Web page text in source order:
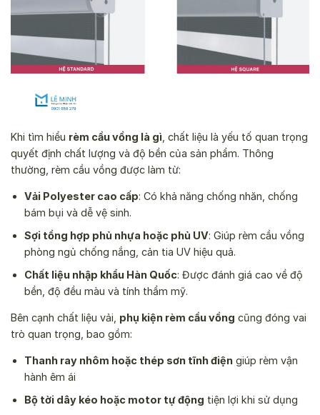
Khi tìm hiểu rèm cầu vồng là gì , chất liệu là yếu tố quan trọng
quyết định chất lượng và độ bền của sản phẩm. Thông
thường, rèm cầu vồng được làm từ:
Vải Polyester cao cấp: Có khả năng chống nhăn, chống
bám bụi và dễ vệ sinh.
Sợi tổng hợp phủ nhựa hoặc phủ UV: Giúp rèm cầu vồng
phòng ngủ chống nắng, cản tia UV hiệu quả.
Chất liệu nhập khẩu Hàn Quốc: Được đánh giá cao về độ
bền, độ đều màu và tính thẩm mỹ.
Bên cạnh chất liệu vải, phụ kiện rèm cầu vồng cũng đóng vai
trò quan trọng, bao gồm:
Thanh ray nhôm hoặc thép sơn tĩnh điệngiúp rèm vận
hành êm ái
Bộ tời dây kéo hoặc motor tự động tiện lợi khi sử dụng